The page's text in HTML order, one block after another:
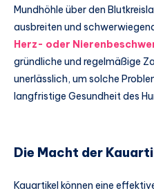
Mundhöhle über den
ausbreiten und
Herz- oder
gründliche und regelmäßige
unerlässlich, um solche
langfristige Gesundheit des
Die Macht der
Kauartikel können eine